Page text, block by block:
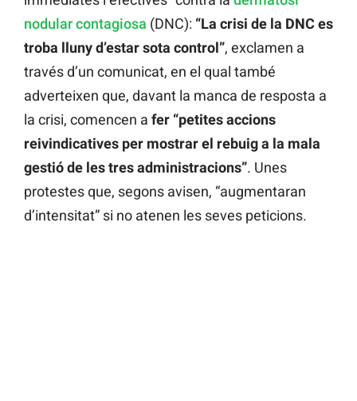
nodular contagiosa (DNC): “La crisi de la DNC es
troba lluny d’estar sota control”, exclamen a
través d’un comunicat, en el qual també
adverteixen que, davant la manca de resposta a
la crisi, comencen a fer “petites accions
reivindicatives per mostrar el rebuig a la mala
gestió de les tres administracions”. Unes
protestes que, segons avisen, “augmentaran
d’intensitat” si no atenen les seves peticions.